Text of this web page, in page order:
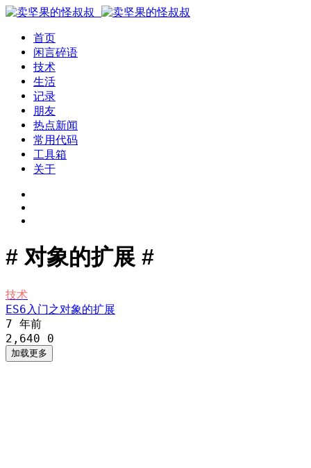
首页
闲言碎语
技术
生活
记录
朋友
热点新闻
常用代码
工具箱
关于
# 对象的扩展 #
技术
ES6入门之对象的扩展
7 年前
2,640 0
加载更多